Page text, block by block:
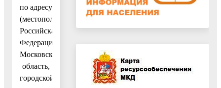
по адресу
(местоположение):
Российская
Федерация,
Московская
область,
городской